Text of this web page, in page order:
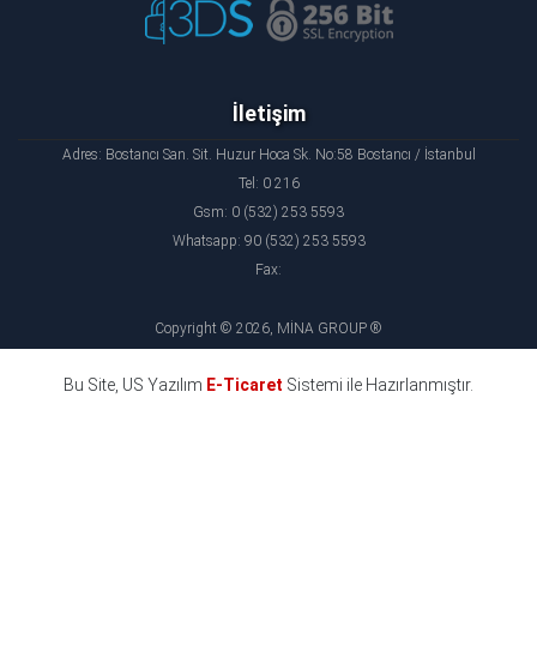
İletişim
Adres: Bostancı San. Sit. Huzur Hoca Sk. No:58 Bostancı / İstanbul
Tel: 0 216
Gsm: 0 (532) 253 5593
Whatsapp: 90 (532) 253 5593
Fax:
Copyright © 2026, MİNA GROUP ®
Bu Site, US Yazılım E-Ticaret Sistemi ile Hazırlanmıştır.